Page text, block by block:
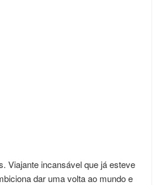
Viajante incansável que já esteve
dar uma volta ao mundo e